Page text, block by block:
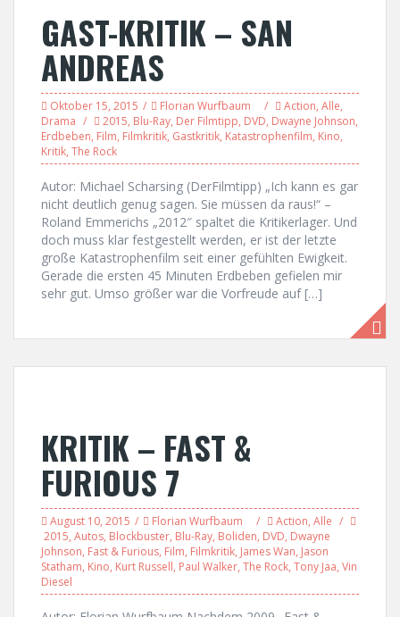
GAST-KRITIK – SAN
ANDREAS
Oktober 15, 2015 Florian Wurfbaum Action, Alle,
Drama
2015, Blu-Ray, Der Filmtipp, DVD, Dwayne Johnson,
Erdbeben, Film, Filmkritik, Gastkritik, Katastrophenfilm, Kino,
Kritik, The Rock
Autor: Michael Scharsing (DerFilmtipp) „Ich kann es gar
nicht deutlich genug sagen. Sie müssen da raus!“ –
Roland Emmerichs „2012″ spaltet die Kritikerlager. Und
doch muss klar festgestellt werden, er ist der letzte
große Katastrophenfilm seit einer gefühlten Ewigkeit.
Gerade die ersten 45 Minuten Erdbeben gefielen mir
sehr gut. Umso größer war die Vorfreude auf […]
KRITIK – FAST &
FURIOUS 7
August 10, 2015 Florian Wurfbaum Action, Alle
2015, Autos, Blockbuster, Blu-Ray, Boliden, DVD, Dwayne
Johnson, Fast & Furious, Film, Filmkritik, James Wan, Jason
Statham, Kino, Kurt Russell, Paul Walker, The Rock, Tony Jaa, Vin
Diesel